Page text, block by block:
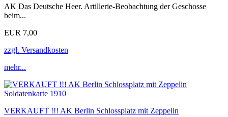
AK Das Deutsche Heer. Artillerie-Beobachtung der Geschosse
beim...
EUR 7,00
zzgl. Versandkosten
mehr...
VERKAUFT !!! AK Berlin Schlossplatz mit Zeppelin